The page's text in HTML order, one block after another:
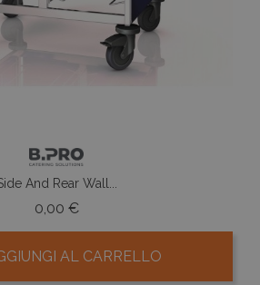
And Rear Wall...
0,00 €Prezzo
AL CARRELLO